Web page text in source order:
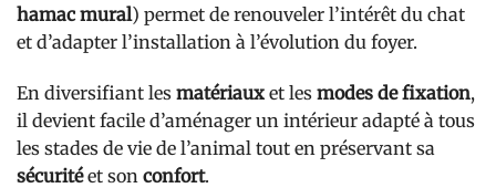
hamac mural) permet de renouveler l’intérêt du chat
et d’adapter l’installation à l’évolution du foyer.
En diversifiant les matériaux et les modes de fixation,
il devient facile d’aménager un intérieur adapté à tous
les stades de vie de l’animal tout en préservant sa
sécuritéet son confort.